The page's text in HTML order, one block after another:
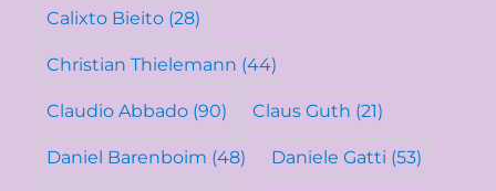
Calixto Bieito (28)
Christian Thielemann (44)
Claudio Abbado (90) Claus Guth (21)
Daniel Barenboim (48) Daniele Gatti (53)